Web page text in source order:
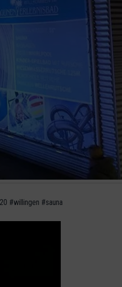
#willingen #sauna